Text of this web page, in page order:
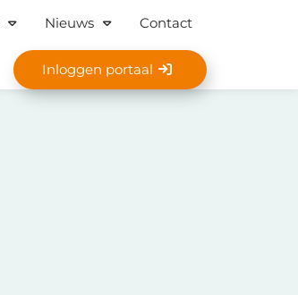
Nieuws Contact
Inloggen portaal